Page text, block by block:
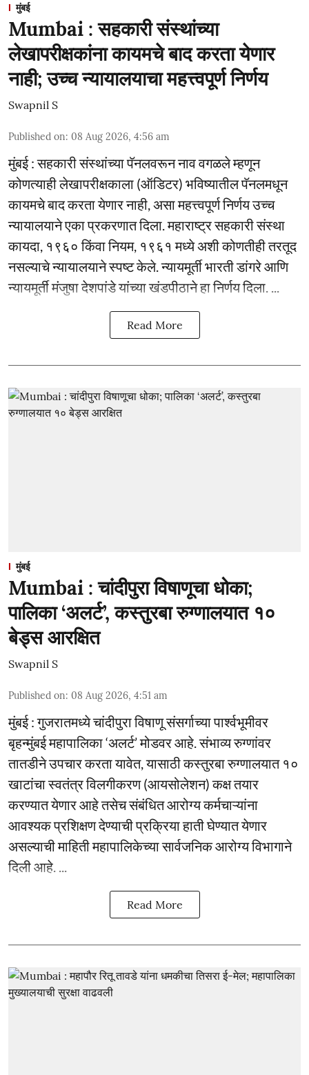
मुंबई
Mumbai : सहकारी संस्थांच्या
लेखापरीक्षकांना कायमचे बाद करता येणार
नाही; उच्च न्यायालयाचा महत्त्वपूर्ण निर्णय
Swapnil S
Published on: 08 Aug 2026, 4:56 am
मुंबई : सहकारी संस्थांच्या पॅनलवरून नाव वगळले म्हणून
कोणत्याही लेखापरीक्षकाला (ऑडिटर) भविष्यातील पॅनलमधून
कायमचे बाद करता येणार नाही, असा महत्त्वपूर्ण निर्णय उच्च
न्यायालयाने एका प्रकरणात दिला. महाराष्ट्र सहकारी संस्था
कायदा, १९६० किंवा नियम, १९६१ मध्ये अशी कोणतीही तरतूद
नसल्याचे न्यायालयाने स्पष्ट केले. न्यायमूर्ती भारती डांगरे आणि
न्यायमूर्ती मंजुषा देशपांडे यांच्या खंडपीठाने हा निर्णय दिला. ...
Read More
मुंबई
Mumbai : चांदीपुरा विषाणूचा धोका;
पालिका ‘अलर्ट’, कस्तुरबा रुग्णालयात १०
बेड्स आरक्षित
Swapnil S
Published on: 08 Aug 2026, 4:51 am
मुंबई : गुजरातमध्ये चांदीपुरा विषाणू संसर्गाच्या पार्श्वभूमीवर
बृहन्मुंबई महापालिका ‘अलर्ट’ मोडवर आहे. संभाव्य रुग्णांवर
तातडीने उपचार करता यावेत, यासाठी कस्तुरबा रुग्णालयात १०
खाटांचा स्वतंत्र विलगीकरण (आयसोलेशन) कक्ष तयार
करण्यात येणार आहे तसेच संबंधित आरोग्य कर्मचाऱ्यांना
आवश्यक प्रशिक्षण देण्याची प्रक्रिया हाती घेण्यात येणार
असल्याची माहिती महापालिकेच्या सार्वजनिक आरोग्य विभागाने
दिली आहे. ...
Read More